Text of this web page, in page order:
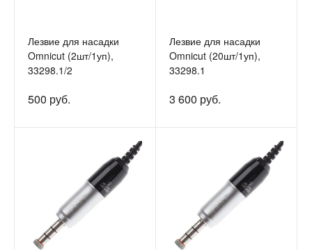
Лезвие для насадки
Omnicut (2шт/1уп),
33298.1/2
500 руб.
Лезвие для насадки
Omnicut (20шт/1уп),
33298.1
3 600 руб.